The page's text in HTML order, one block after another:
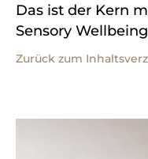
Das ist der Kern
Sensory
Zurück zum